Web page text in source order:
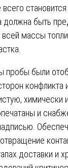
всего
быть
массы
пробы были
конфликта
химически
и
доставки и